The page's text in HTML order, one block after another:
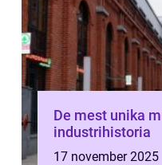
De mest unika
industrihistoria
17 november 2025